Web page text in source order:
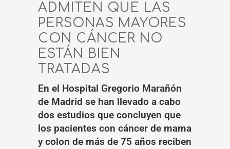
ADMITEN QUE LAS
PERSONAS MAYORES
CON CÁNCER NO
ESTÁN BIEN
TRATADAS
En el Hospital Gregorio Marañón
de Madrid se han llevado a cabo
dos estudios que concluyen que
los pacientes con cáncer de mama
y colon de más de 75 años reciben